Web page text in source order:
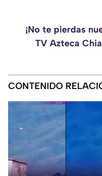
¡No te pierdas
TV Azteca
CONTENIDO